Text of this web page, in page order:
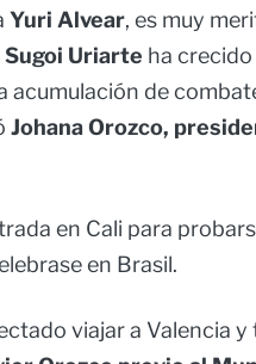
Yuri Alvear, es muy
Sugoi Uriarte ha
acumulación de
Johana Orozco,
en Cali para
en Brasil.
viajar a Valencia